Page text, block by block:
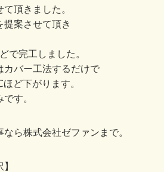
頂きました。
提案させて頂き
で完工しました。
カバー工法するだけで
ど下がります。
す。
ら株式会社ゼファンまで。